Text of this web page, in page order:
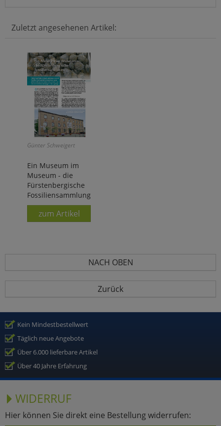
Zuletzt angesehenen Artikel:
Günter Schweigert
Ein Museum im
Museum - die
Fürstenbergische
Fossiliensammlung
zum Artikel
NACH OBEN
Zurück
Kein Mindestbestellwert
Täglich neue Angebote
Über 6.000 lieferbare Artikel
Über 40 Jahre Erfahrung
WIDERRUF
Hier können Sie direkt eine Bestellung widerrufen: